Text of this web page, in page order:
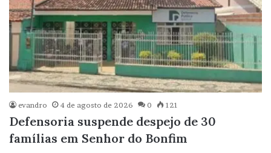
evandro 4 de agosto de 2026 0 121
Defensoria suspende despejo de 30
famílias em Senhor do Bonfim